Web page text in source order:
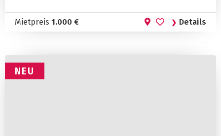
Mietpreis 1.000 € Details
NEU